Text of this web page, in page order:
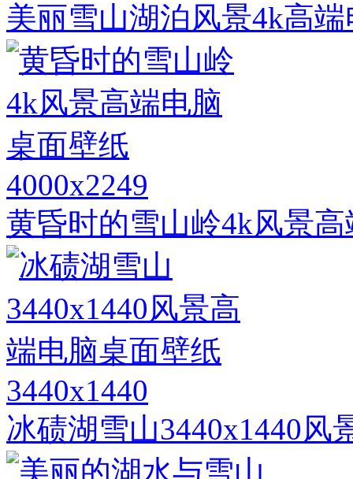
美丽雪山湖泊风景4k高
4000x2249
黄昏时的雪山岭4k风景
3440x1440
冰碛湖雪山3440x1440风